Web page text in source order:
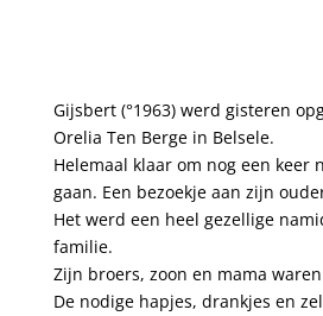
Gijsbert (°1963) werd gisteren
Orelia Ten Berge in Belsele.
Helemaal klaar om nog een keer
gaan. Een bezoekje aan zijn
Het werd een heel gezellige
familie.
Zijn broers, zoon en mama
De nodige hapjes, drankjes en